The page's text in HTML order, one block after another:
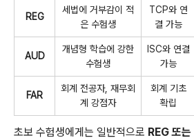
REG
세법에 거부감이 적
은 수험생
TCP와 연
결 가능
AUD
개념형 학습에 강한
수험생
ISC와 연결
가능
FAR
회계 전공자, 재무회
계 강점자
회계 기초
확립
초보 수험생에게는 일반적으로 REG 또